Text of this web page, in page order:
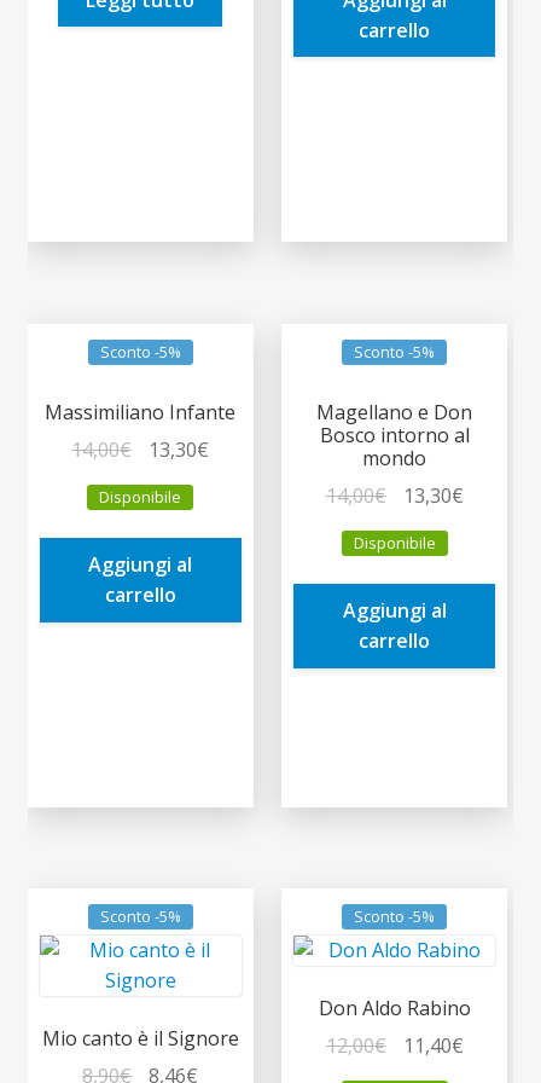
carrello
Sconto -5%
Massimiliano Infante
14,00€
prezzo
originale
era:
14,00€.
13,30€
è:
Disponibile
Aggiungi al
carrello
Sconto -5%
Magellano e Don
Bosco intorno al
mondo
14,00€
prezzo
originale
era:
14,00€.
13,30€Il
è:
Disponibile
Aggiungi al
carrello
Sconto -5%
Mio canto è il Signore
8,90€ 8,46€
Sconto -5%
Don Aldo Rabino
12,00€
prezzo
11,40€Il